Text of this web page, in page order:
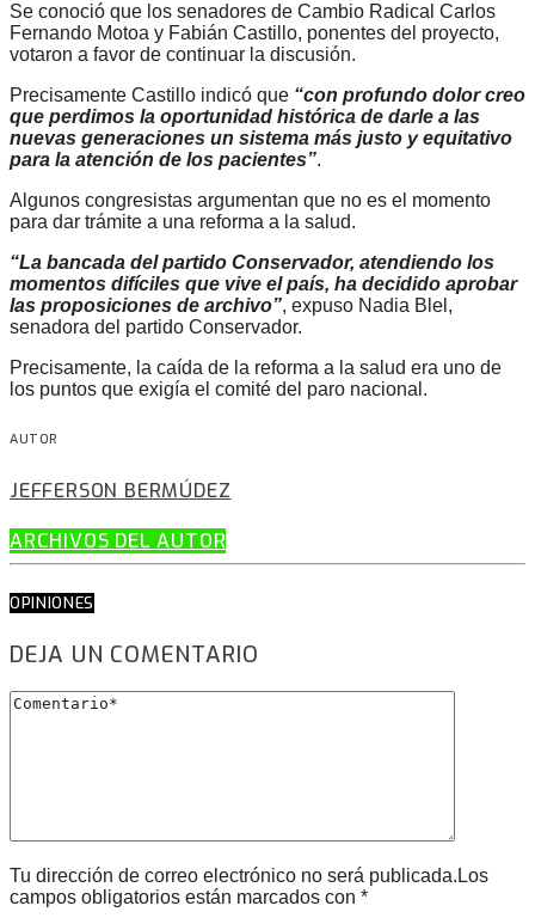
Se conoció que los senadores de Cambio Radical Carlos
Fernando Motoa y Fabián Castillo, ponentes del proyecto,
votaron a favor de continuar la discusión.
Precisamente Castillo indicó que “con profundo dolor creo
que perdimos la oportunidad histórica de darle a las
nuevas generaciones un sistema más justo y equitativo
para la atención de los pacientes”.
Algunos congresistas argumentan que no es el momento
para dar trámite a una reforma a la salud.
“La bancada del partido Conservador, atendiendo los
momentos difíciles que vive el país, ha decidido aprobar
las proposiciones de archivo”, expuso Nadia Blel,
senadora del partido Conservador.
Precisamente, la caída de la reforma a la salud era uno de
los puntos que exigía el comité del paro nacional.
AUTOR
JEFFERSON BERMÚDEZ
ARCHIVOS DEL AUTOR
OPINIONES
DEJA UN COMENTARIO
Tu dirección de correo electrónico no será publicada.Los
campos obligatorios están marcados con *